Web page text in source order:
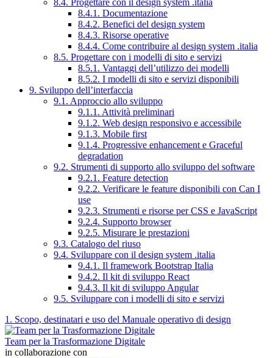
8.4.1. Documentazione
8.4.2. Benefici del design system
8.4.3. Risorse operative
8.4.4. Come contribuire al design system .italia
8.5. Progettare con i modelli di sito e servizi
8.5.1. Vantaggi dell’utilizzo dei modelli
8.5.2. I modelli di sito e servizi disponibili
9. Sviluppo dell’interfaccia
9.1. Approccio allo sviluppo
9.1.1. Attività preliminari
9.1.2. Web design responsivo e accessibile
9.1.3. Mobile first
9.1.4. Progressive enhancement e Graceful
degradation
9.2. Strumenti di supporto allo sviluppo del software
9.2.1. Feature detection
9.2.2. Verificare le feature disponibili con Can I
use
9.2.3. Strumenti e risorse per CSS e JavaScript
9.2.4. Supporto browser
9.2.5. Misurare le prestazioni
9.3. Catalogo del riuso
9.4. Sviluppare con il design system .italia
9.4.1. Il framework Bootstrap Italia
9.4.2. Il kit di sviluppo React
9.4.3. Il kit di sviluppo Angular
9.5. Sviluppare con i modelli di sito e servizi
1. Scopo, destinatari e uso del Manuale operativo di design
Team per la Trasformazione Digitale
in collaborazione con